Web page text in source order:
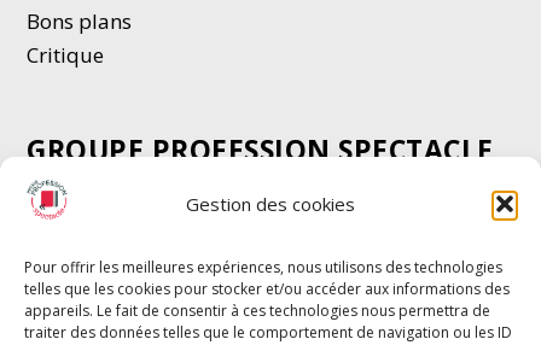
Gestion des cookies
Pour offrir les meilleures expériences, nous utilisons des technologies
telles que les cookies pour stocker et/ou accéder aux informations des
appareils. Le fait de consentir à ces technologies nous permettra de
traiter des données telles que le comportement de navigation ou les ID
Bons plans
Critique
GROUPE PROFESSION SPECTACLE
Chèque Intermittents
Chèque Compta
Chèque Emploi Spectacle
G-Pods